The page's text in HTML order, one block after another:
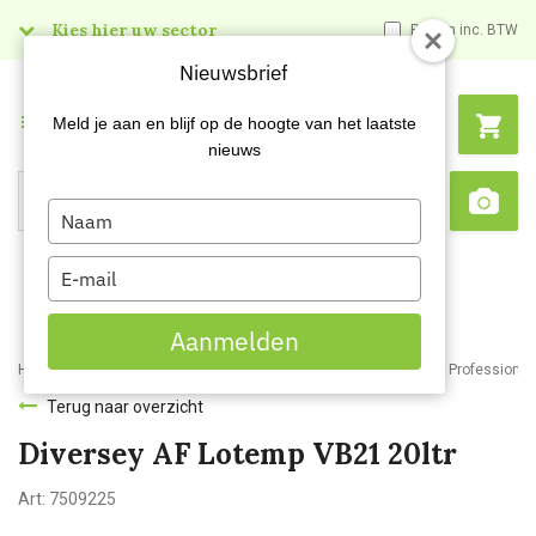
Kies hier uw sector Prijzen inc. BTW
Search
Menu
Home Webshop Schoonmaakartikelen Reinigingsmiddelen
Terug naar overzicht
Diversey AF Lotemp VB21 20ltr
Art: 7509225
Nieuwsbrief
Meld je aan en blijf op de hoogte van het laatste
nieuws
Type
your
name
Type
your
email
Aanmelden